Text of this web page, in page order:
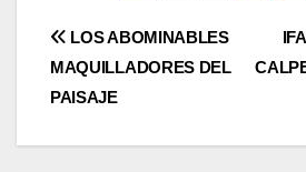
Navegación
de
entradas
LOS ABOMINABLES
MAQUILLADORES DEL
PAISAJE